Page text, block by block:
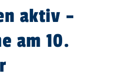
aktiv –
am 10.